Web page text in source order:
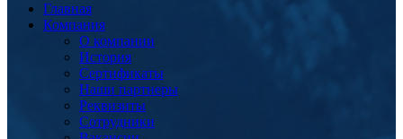
Главная
Компания
О компании
История
Сертификаты
Наши партнеры
Реквизиты
Сотрудники